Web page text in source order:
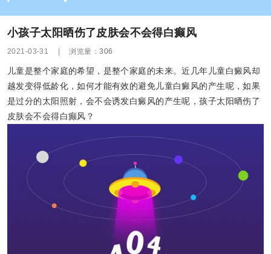
小孩子太阳晒伤了皮肤会不会得白癫风
2021-03-31 浏览量：306
儿童是整个家庭的希望，是整个家庭的未来。近几年儿童白癜风却
越发变得低龄化，如何才能有效的避免儿童白癜风的产生呢，如果
是过分的太阳照射，会不会诱发白癜风的产生呢，孩子太阳晒伤了
皮肤会不会得白癫风？